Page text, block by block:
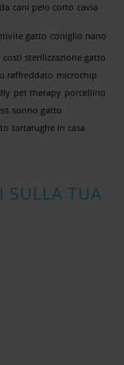
cani pelo corto cavia
gatto coniglio nano
costi sterilizzazione gatto
raffreddato microchip
pet therapy porcellino
sonno gatto
tartarughe in casa
SULLA TUA